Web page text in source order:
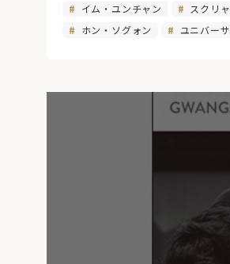
イム・ユンチャン スクリ
ホン・ソグォン
ユニバー